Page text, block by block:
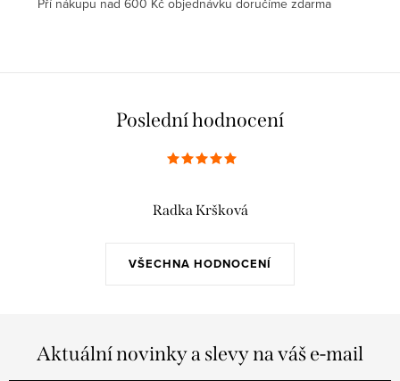
Pří nákupu nad 600 Kč objednávku doručíme zdarma
Poslední hodnocení
VŠECHNA HODNOCENÍ
Radka Kršková
Aktuální novinky a slevy na váš e-mail